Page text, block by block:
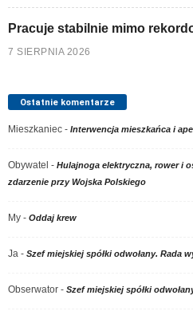
Pracuje stabilnie mimo
7 SIERPNIA 2026
Ostatnie komentarze
Mieszkaniec - Interwencja mieszkańca i
Obywatel - Hulajnoga elektryczna, rower i
zdarzenie przy Wojska Polskiego
My - Oddaj krew
Ja - Szef miejskiej spółki odwołany. Rada
Obserwator - Szef miejskiej spółki